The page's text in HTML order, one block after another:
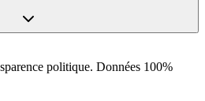
politique. Données 100%